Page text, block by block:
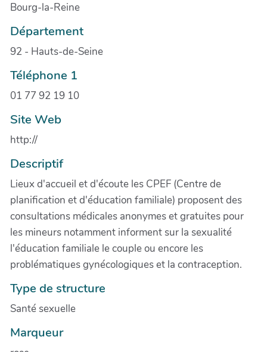
Bourg-la-Reine
Département
92 - Hauts-de-Seine
Téléphone 1
01 77 92 19 10
Site Web
http://
Descriptif
Lieux d'accueil et d'écoute les CPEF (Centre de
planification et d'éducation familiale) proposent des
consultations médicales anonymes et gratuites pour
les mineurs notamment informent sur la sexualité
l'éducation familiale le couple ou encore les
problématiques gynécologiques et la contraception.
Type de structure
Santé sexuelle
Marqueur